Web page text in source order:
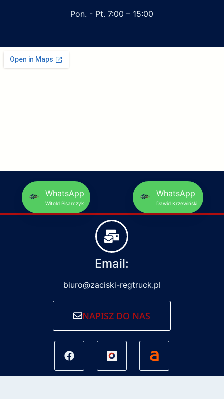
Pon. - Pt. 7:00 – 15:00
WhatsApp
Witold Pisarczyk
WhatsApp
Dawid Krzewiński
Email:
biuro@zaciski-regtruck.pl
NAPISZ DO NAS